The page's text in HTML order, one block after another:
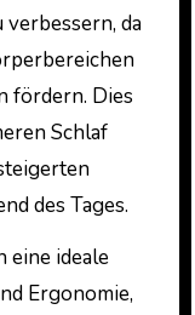
da
fördern. Dies
Schlaf
des Tages.
eine ideale
Ergonomie,